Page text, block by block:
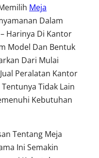
Meja
Dalam
Harinya Di Kantor
Model Dan Bentuk
Dari Mulai
Peralatan Kantor
Tidak Lain
Kebutuhan
Tentang Meja
Ini Semakin